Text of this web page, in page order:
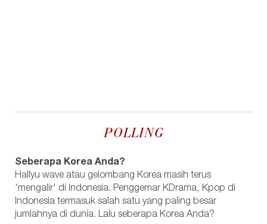
POLLING
Seberapa Korea Anda?
Hallyu wave atau gelombang Korea masih terus
'mengalir' di Indonesia. Penggemar KDrama, Kpop di
Indonesia termasuk salah satu yang paling besar
jumlahnya di dunia. Lalu seberapa Korea Anda?